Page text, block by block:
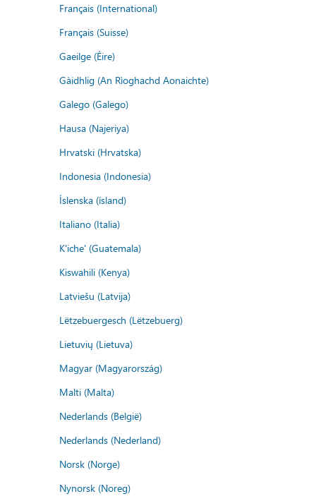
Français (International)
Français (Suisse)
Gaeilge (Éire)
Gàidhlig (An Rìoghachd Aonaichte)
Galego (Galego)
Hausa (Najeriya)
Hrvatski (Hrvatska)
Indonesia (Indonesia)
Íslenska (ísland)
Italiano (Italia)
K'iche' (Guatemala)
Kiswahili (Kenya)
Latviešu (Latvija)
Lëtzebuergesch (Lëtzebuerg)
Lietuvių (Lietuva)
Magyar (Magyarország)
Malti (Malta)
Nederlands (België)
Nederlands (Nederland)
Norsk (Norge)
Nynorsk (Noreg)